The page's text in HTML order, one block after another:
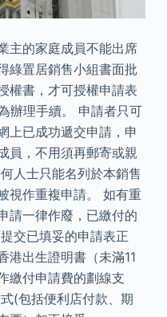
主的家庭成員不能出席
綠置居銷售小組書面批
權書，才可授權申請表
辦理手續。 申請者只可
上已成功遞交申請，申
員，不用須再郵寄或親
人士只能名列於本銷售
視作重複申請。 如有重
請一律作廢，已繳付的
交已填妥的申請表正
港出生證明書（未滿11
繳付申請費的劃線支
(包括便利店付款、期